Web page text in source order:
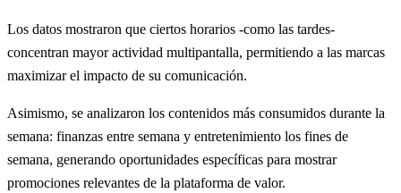
Los datos mostraron que ciertos horarios -como las tardes-
concentran mayor actividad multipantalla, permitiendo a las marcas
maximizar el impacto de su comunicación.
Asimismo, se analizaron los contenidos más consumidos durante la
semana: finanzas entre semana y entretenimiento los fines de
semana, generando oportunidades específicas para mostrar
promociones relevantes de la plataforma de valor.